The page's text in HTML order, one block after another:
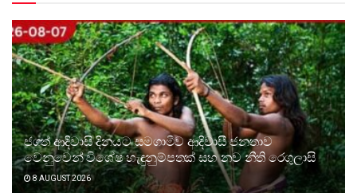
ජගත් ආදිවාසි දිනයට සමගාමීව ආදිවාසී ජනතාව
වෙනුවෙන් විශේෂ හැඳුනුම්පතක් සහ නව නීති රෙගුලාසි
8 AUGUST 2026